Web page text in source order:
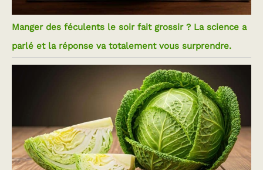
Manger des féculents le soir fait grossir ? La science a
parlé et la réponse va totalement vous surprendre.